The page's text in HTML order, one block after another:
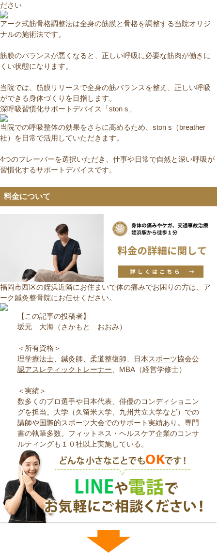
ださい
アーク式筋骨格調整法は全身の筋膜と骨格を調整する当院オリジ
ナルの施術法です。
筋膜のバランスが悪くなると、正しい呼吸に必要な筋肉が働きに
くい状態になります。
当院では、筋膜リリースで全身の筋バランスを整え、正しい呼吸
ができる身体づくりを目指します。
深呼吸習慣化サポートデバイス「ston s」
当院での呼吸整体の効果をさらに高めるため、ston s（breather
社）を日常で活用していただきます。
4つのフレーバーを選択いただき、仕事や日常で自然と深い呼吸が
習慣化するサポートデバイスです。
料金について
福岡市西区の姪浜近隣にお住まいで体の痛みでお困りの方は、ア
ーク鍼灸整骨院にお任せください。
【この記事の投稿者】
坂元 大海（さかもと おおみ）
＜所有資格＞
理学療法士、 鍼灸師、 柔道整復師、
日本スポーツ協会公
認アスレティックトレーナー、MBA（経営学修士）
＜実績＞
数多くのプロ選手や日本代表、俳優のコンディショニン
グを担当。大学（久留米大学、九州共立大学など）での
講師や国際的スポーツ大会でのサポート実績あり。専門
書の執筆多数。フィットネス・ヘルスケア企業のコンサ
ルティングも１０社以上実施している。